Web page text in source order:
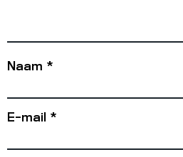
Naam *
E-mail *